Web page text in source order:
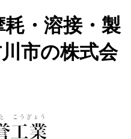
耗・溶接・製
市の株式会